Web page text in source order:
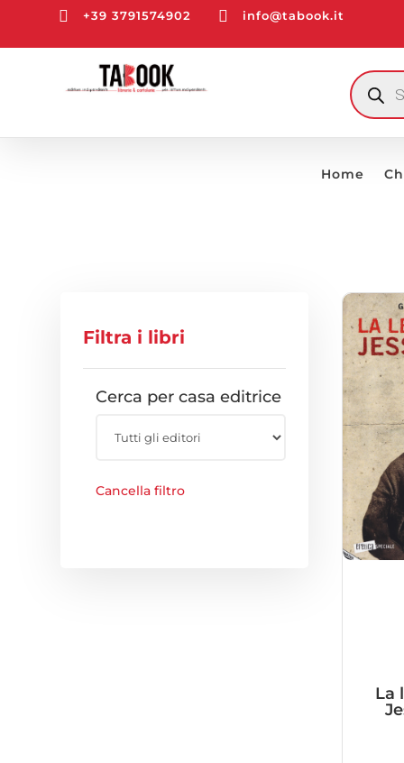
 +39 3791574902  info@tabook.it
RICERCA
Home
Filtra i libri
Cerca per casa editrice
Cancella filtro
La